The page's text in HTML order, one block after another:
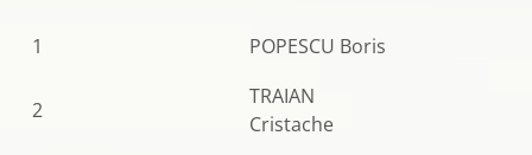
1 POPESCU Boris
2
TRAIAN
Cristache